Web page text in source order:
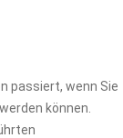
passiert, wenn Sie
können.